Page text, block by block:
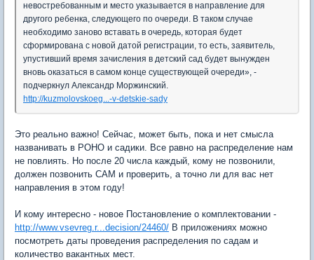
невостребованным и место указывается в направление для
другого ребенка, следующего по очереди. В таком случае
необходимо заново вставать в очередь, которая будет
сформирована с новой датой регистрации, то есть, заявитель,
упустивший время зачисления в детский сад будет вынужден
вновь оказаться в самом конце существующей очереди», -
подчеркнул Александр Моржинский.
http://kuzmolovskoeg...-v-detskie-sady
Это реально важно! Сейчас, может быть, пока и нет смысла
названивать в РОНО и садики. Все равно на распределение нам
не повлиять. Но после 20 числа каждый, кому не позвонили,
должен позвонить САМ и проверить, а точно ли для вас нет
направления в этом году!
И кому интересно - новое Постановление о комплектовании -
http://www.vsevreg.r...decision/24460/ В приложениях можно
посмотреть даты проведения распределения по садам и
количество вакантных мест.